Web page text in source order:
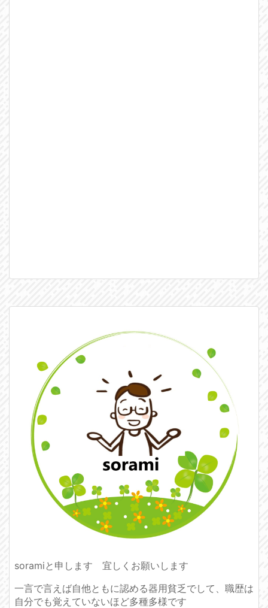
soramiと申します 宜しくお願いします
一言で言えば自他ともに認める器用貧乏でして、職歴は
自分でも覚えていないほど多種多様です